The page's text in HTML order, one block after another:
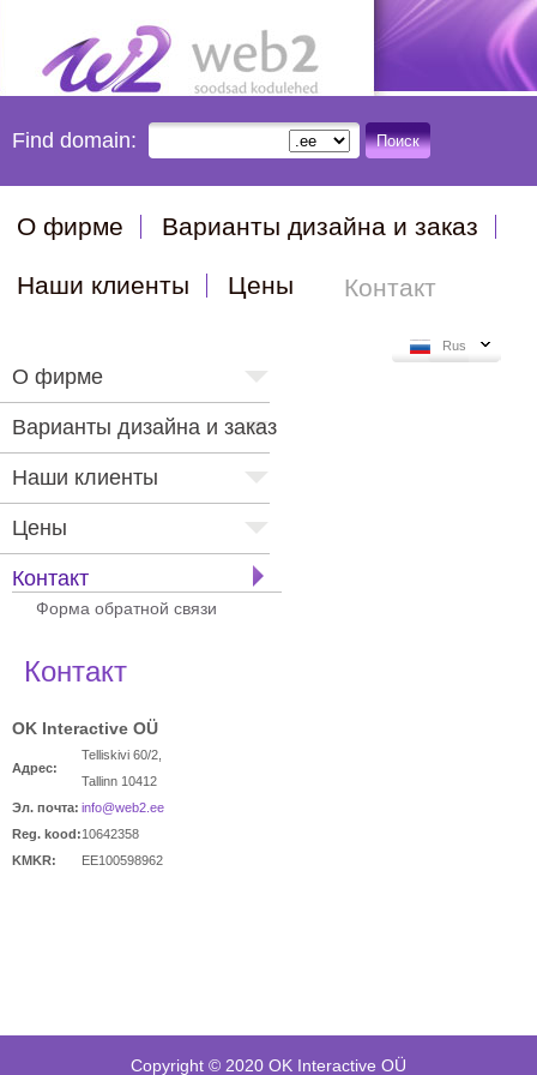
Find domain: Поиск
О фирме Варианты дизайна и заказ
Наши клиенты Цены Контакт
Rus
О фирме
Варианты дизайна и заказ
Наши клиенты
Цены
Контакт
Форма обратной связи
Контакт
OK Interactive OÜ
Адрес:
Telliskivi 60/2,
Tallinn 10412
Эл. почта: info@web2.ee
Reg. kood:10642358
KMKR:
EE100598962
Copyright © 2020 OK Interactive OÜ